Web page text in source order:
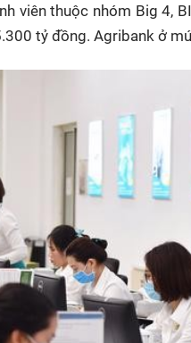
viên thuộc nhóm Big 4,
tỷ đồng. Agribank ở